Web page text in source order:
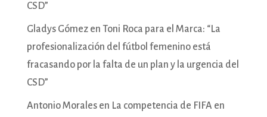
CSD”
Gladys Gómezen Toni Roca para el Marca: “La
profesionalización del fútbol femenino está
fracasando por la falta de un plan y la urgencia del
CSD”
Antonio Moralesen La competencia de FIFA en